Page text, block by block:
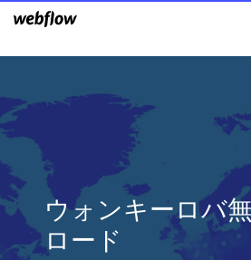
ウォンキーロバ
ロード